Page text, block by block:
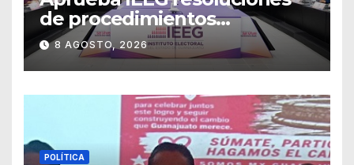
de procedimientos
sancionadores
8 AGOSTO, 2026
POLÍTICA